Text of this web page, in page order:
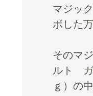
マジッ
ボした
そのマ
ルト ガ
ｇ）の